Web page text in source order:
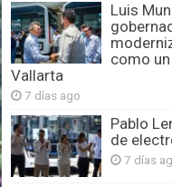
Luis
como
Vallarta
7 días ago
Pablo
de
7 días